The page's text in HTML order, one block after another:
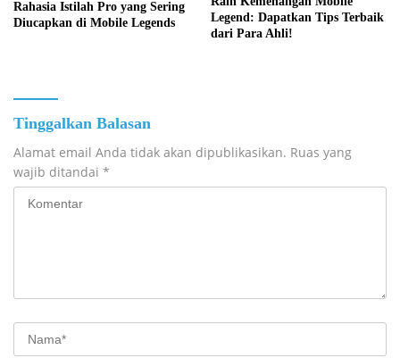
Rahasia Istilah Pro yang Sering
Diucapkan di Mobile Legends
Legend: Dapatkan Tips Terbaik
dari Para Ahli!
Tinggalkan Balasan
Alamat email Anda tidak akan dipublikasikan. Ruas yang
wajib ditandai *